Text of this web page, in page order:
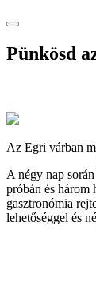
Pünkösd
Az Egri várban
A négy nap
próbán és három
gasztronómia
lehetőséggel és